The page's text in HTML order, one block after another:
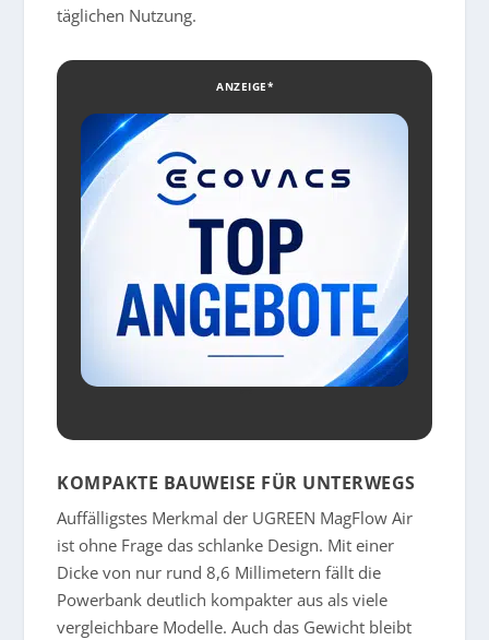
täglichen Nutzung.
ANZEIGE*
KOMPAKTE BAUWEISE FÜR UNTERWEGS
Auffälligstes Merkmal der UGREEN MagFlow Air
ist ohne Frage das schlanke Design. Mit einer
Dicke von nur rund 8,6 Millimetern fällt die
Powerbank deutlich kompakter aus als viele
vergleichbare Modelle. Auch das Gewicht bleibt